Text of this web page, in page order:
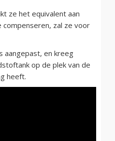
ze het equivalent aan
zal ze voor
aangepast, en kreeg
op de plek van de
heeft.